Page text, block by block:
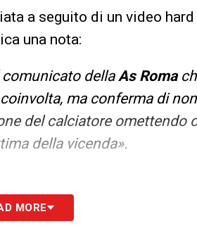
a seguito di un video
una nota:
della As Roma
ma conferma di
del calciatore omettendo
della vicenda».
MORE